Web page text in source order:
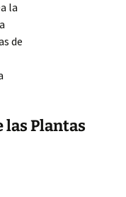
la
de
las Plantas